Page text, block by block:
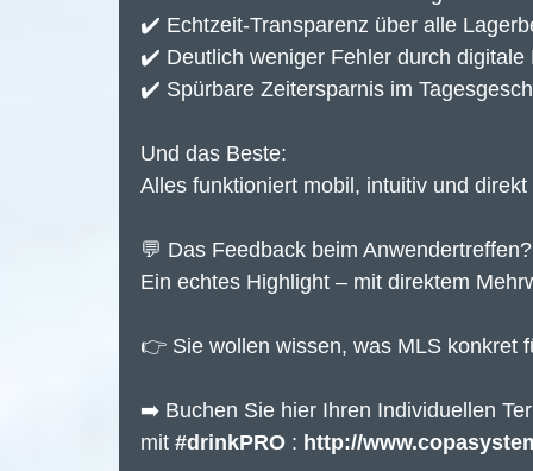
✔️ Echtzeit-Transparenz über alle
✔️ Deutlich weniger Fehler durch digitale
✔️ Spürbare Zeitersparnis im
Und das Beste:
Alles funktioniert mobil, intuitiv und
💬 Das Feedback beim Anwendertreffen?
Ein echtes Highlight – mit direktem
👉 Sie wollen wissen, was MLS konkret
➡️ Buchen Sie hier Ihren Individuellen
mit #drinkPRO : http://